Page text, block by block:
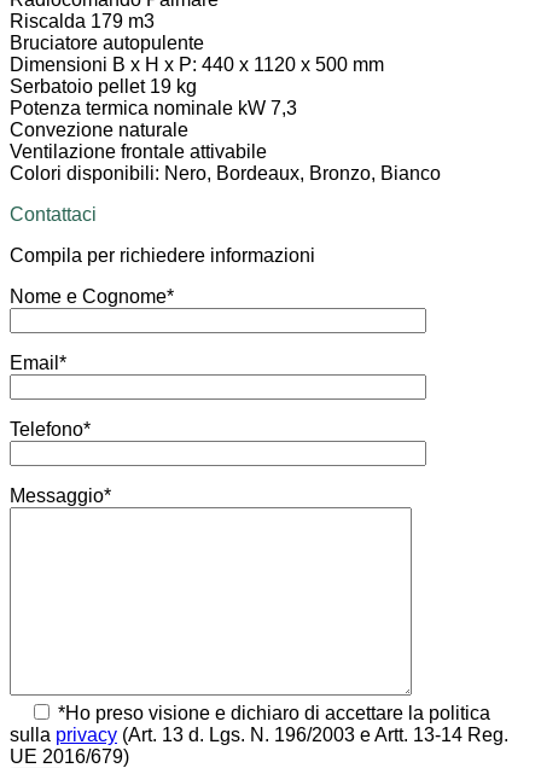
Riscalda 179 m3
Bruciatore autopulente
Dimensioni B x H x P: 440 x 1120 x 500 mm
Serbatoio pellet 19 kg
Potenza termica nominale kW 7,3
Convezione naturale
Ventilazione frontale attivabile
Colori disponibili: Nero, Bordeaux, Bronzo, Bianco
Contattaci
Compila per richiedere informazioni
Nome e Cognome*
Email*
Telefono*
Messaggio*
*Ho preso visione e dichiaro di accettare la politica
sulla privacy (Art. 13 d. Lgs. N. 196/2003 e Artt. 13-14 Reg.
UE 2016/679)